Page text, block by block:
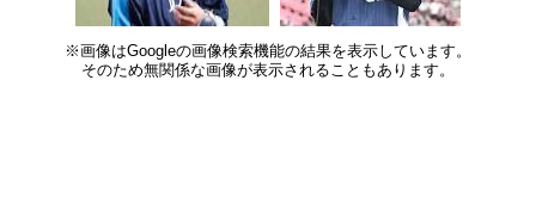
※画像はGoogleの画像検索機能の結果を表示しています。
そのため無関係な画像が表示されることもあります。